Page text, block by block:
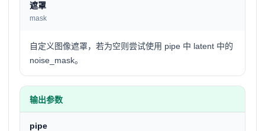
遮罩
mask
自定义图像遮罩，若为空则尝试使用 pipe 中 latent 中的
noise_mask。
输出参数
pipe